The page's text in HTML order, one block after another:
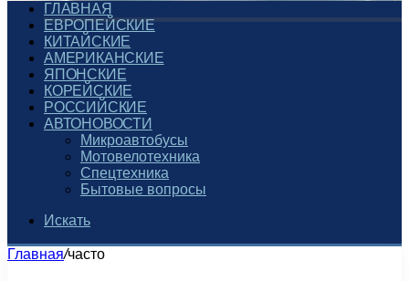
ГЛАВНАЯ
ЕВРОПЕЙСКИЕ
КИТАЙСКИЕ
АМЕРИКАНСКИЕ
ЯПОНСКИЕ
КОРЕЙСКИЕ
РОССИЙСКИЕ
АВТОНОВОСТИ
Микроавтобусы
Мотовелотехника
Спецтехника
Бытовые вопросы
Искать
Главная/часто